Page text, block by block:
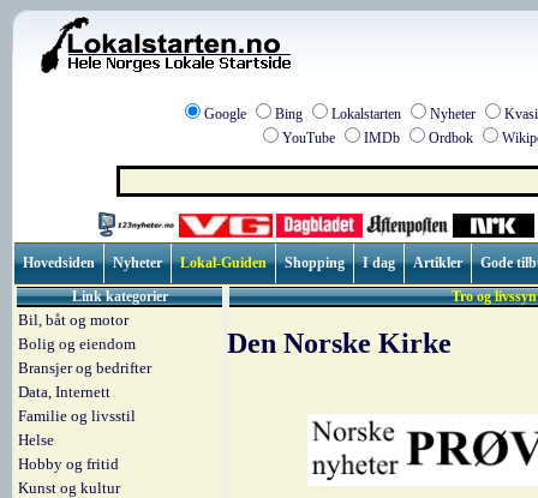
Google Bing Lokalstarten Nyheter
YouTube
IMDb Ordbok
Hovedsiden Nyheter Lokal-Guiden Shopping I dag Artikler
Gode
Link kategorier
Bil, båt og motor
Bolig og eiendom
Bransjer og bedrifter
Data, Internett
Familie og livsstil
Helse
Hobby og fritid
Kunst og kultur
Tro og
Den Norske Kirke